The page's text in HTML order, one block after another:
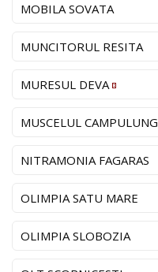
MOBILA SOVATA
MUNCITORUL RESITA
MURESUL DEVA
MUSCELUL CAMPULUNG
NITRAMONIA FAGARAS
OLIMPIA SATU MARE
OLIMPIA SLOBOZIA